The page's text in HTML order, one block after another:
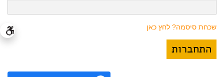
שכחת סיסמה? לחץ כאן